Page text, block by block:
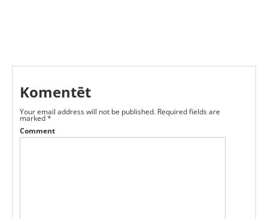
Komentēt
Your email address will not be published. Required fields are
marked*
Comment